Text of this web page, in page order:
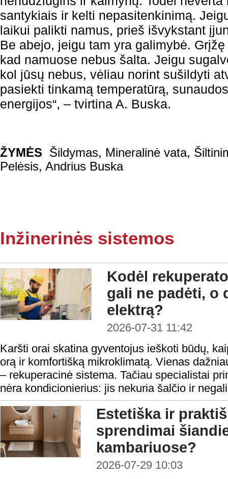
santykiais ir kelti nepasitenkinimą.
laikui palikti namus, prieš išvykstant
Be abejo, jeigu tam yra galimybė.
kad namuose nebus šalta. Jeigu
kol jūsų nebus, vėliau norint sušildyti
pasiekti tinkamą temperatūrą,
energijos“, – tvirtina A. Buska.
ŽYMĖS Šildymas, Mineralinė vata,
Pelėsis, Andrius Buska
Inžinerinės sistemos
Kodėl
gali ne padėti, o
elektrą?
2026-07-31 11:42
Karšti orai skatina gyventojus ieškoti būdų,
orą ir komfortišką mikroklimatą. Vienas
– rekuperacinė sistema. Tačiau specialistai
nėra kondicionierius: jis nekuria šalčio ir
Estetiška ir
sprendimai
kambariuose?
2026-07-29 10:03